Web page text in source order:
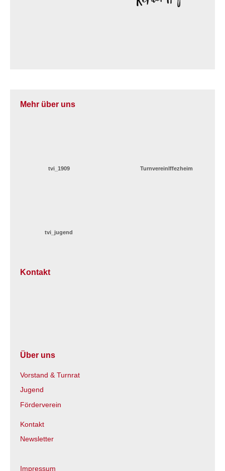
Mehr über uns
tvi_1909 TurnvereinIffezheim
tvi_jugend
Kontakt
Über uns
Vorstand & Turnrat
Jugend
Förderverein
Kontakt
Newsletter
Impressum